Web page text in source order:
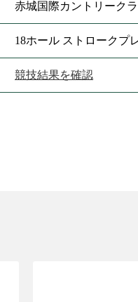
赤城国際カントリーク
18ホール ストロークプ
競技結果を確認